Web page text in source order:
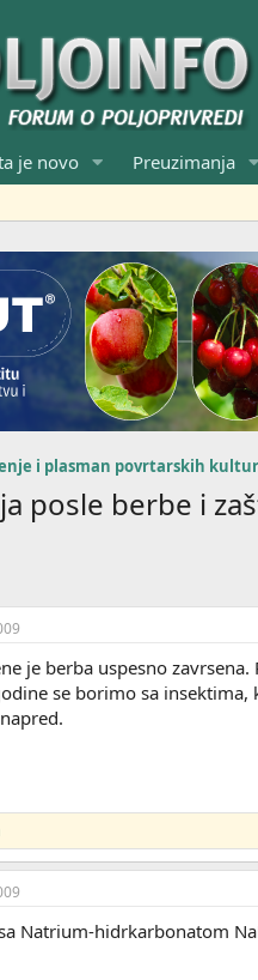
je novo Preuzimanja
i plasman povrtarskih
posle berbe i
je berba uspesno
se borimo sa
Natrium-hidrkarbonatom